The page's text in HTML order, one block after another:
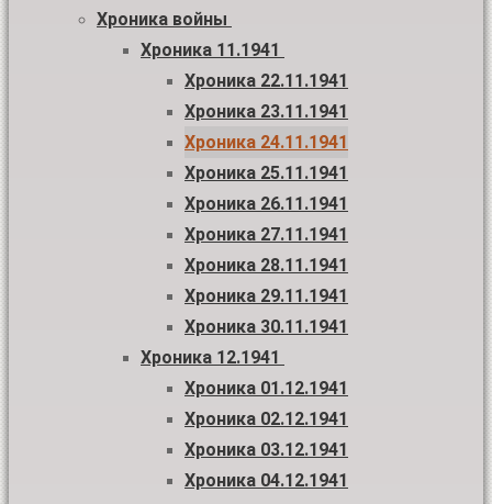
Хроника войны
Хроника 11.1941
Хроника 22.11.1941
Хроника 23.11.1941
Хроника 24.11.1941
Хроника 25.11.1941
Хроника 26.11.1941
Хроника 27.11.1941
Хроника 28.11.1941
Хроника 29.11.1941
Хроника 30.11.1941
Хроника 12.1941
Хроника 01.12.1941
Хроника 02.12.1941
Хроника 03.12.1941
Хроника 04.12.1941